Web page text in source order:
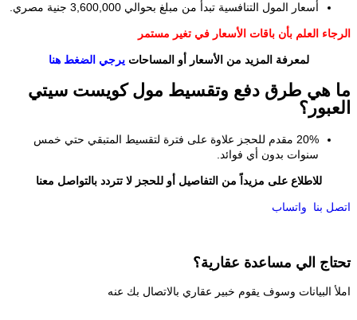
أسعار المول التنافسية تبدأ من مبلغ بحوالي 3,600,000 جنية مصري.
العلم بأن باقات الأسعار في تغير مستمر
لمعرفة المزيد من الأسعار أو المساحاتيرجي الضغط هنا
هي طرق دفع وتقسيط مول كويست سيتي
20% مقدم للحجز علاوة على فترة لتقسيط المتبقي حتي خمس
سنوات بدون أي فوائد.
للاطلاع على مزيداً من التفاصيل أو للحجز لا تتردد بالتواصل معنا
بنا واتساب
الي مساعدة عقارية؟
البيانات وسوف يقوم خبير عقاري بالاتصال بك عنه